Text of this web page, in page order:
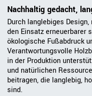
Nachhaltig gedacht,
Durch langlebiges
den Einsatz erneuerbarer
ökologische Fußabdruck
Verantwortungsvolle
in der Produktion
und natürlichen
beitragen, die langlebig,
sind.